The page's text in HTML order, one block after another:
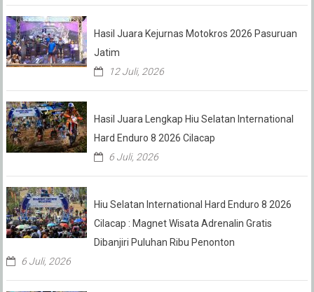
Hasil Juara Kejurnas Motokros 2026 Pasuruan
Jatim
12 Juli, 2026
Hasil Juara Lengkap Hiu Selatan International
Hard Enduro 8 2026 Cilacap
6 Juli, 2026
Hiu Selatan International Hard Enduro 8 2026
Cilacap : Magnet Wisata Adrenalin Gratis
Dibanjiri Puluhan Ribu Penonton
6 Juli, 2026